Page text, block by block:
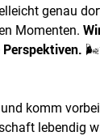
genau
Momenten.
komm
lebendig